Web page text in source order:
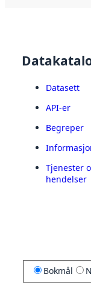
Datasett
API-er
Begreper
Tjenester
hendelser
Bokmål